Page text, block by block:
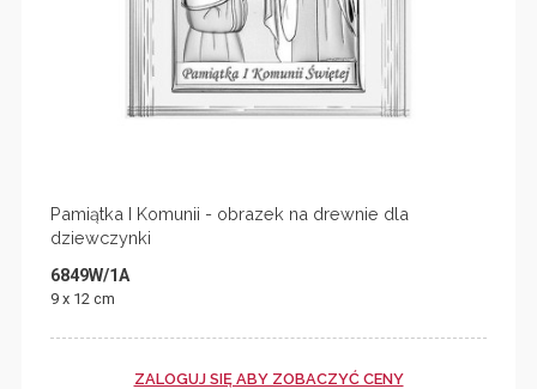
Pamiątka I Komunii - obrazek na drewnie dla
dziewczynki
6849W/1A
9 x 12 cm
ZALOGUJ SIĘ ABY ZOBACZYĆ CENY